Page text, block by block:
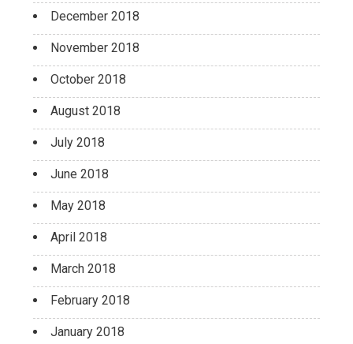
December 2018
November 2018
October 2018
August 2018
July 2018
June 2018
May 2018
April 2018
March 2018
February 2018
January 2018